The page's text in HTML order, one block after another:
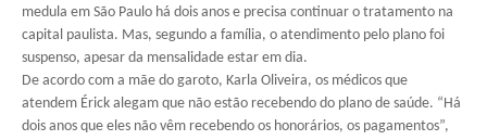
medula em São Paulo há dois anos e precisa continuar o tratamento na
capital paulista. Mas, segundo a família, o atendimento pelo plano foi
suspenso, apesar da mensalidade estar em dia.
De acordo com a mãe do garoto, Karla Oliveira, os médicos que
atendem Érick alegam que não estão recebendo do plano de saúde. “Há
dois anos que eles não vêm recebendo os honorários, os pagamentos”,